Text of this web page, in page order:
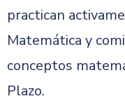
practican
Matemática y
conceptos
Plazo.